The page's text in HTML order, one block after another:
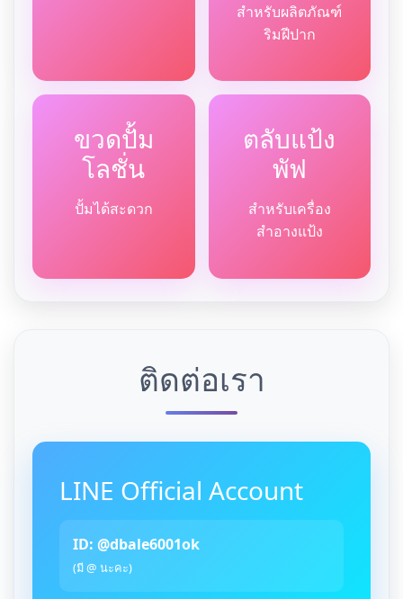
สำหรับผลิตภัณฑ์
ริมฝีปาก
ขวดปั้ม
โลชั่น
ปั้มได้สะดวก
ตลับแป้ง
พัฟ
สำหรับเครื่อง
สำอางแป้ง
ติดต่อเรา
LINE Official Account
ID: @dbale6001ok
(มี @ นะคะ)